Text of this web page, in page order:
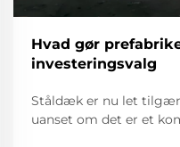
Hvad gør
investeringsvalg
Ståldæk er nu let
uanset om det er et